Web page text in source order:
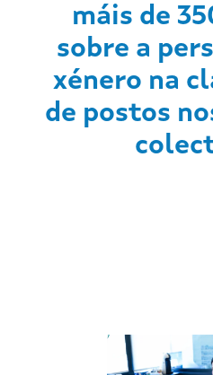
máis de
sobre a
xénero na
de postos